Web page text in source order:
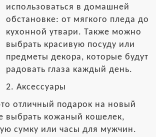
использоваться в домашней
обстановке: от мягкого пледа до
кухонной утвари. Также можно
выбрать красивую посуду или
предметы декора, которые будут
радовать глаза каждый день.
2. Аксессуары
отличный подарок на новый
выбрать кожаный кошелек,
сумку или часы для мужчин.